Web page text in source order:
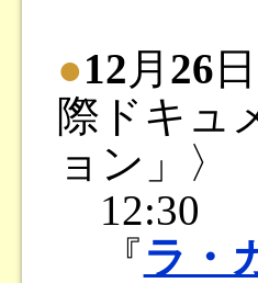
●12 月 26
際ドキュ
ョン」〉
12:30
『ラ・